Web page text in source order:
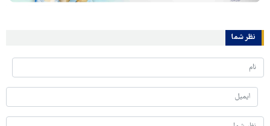
نظر شما